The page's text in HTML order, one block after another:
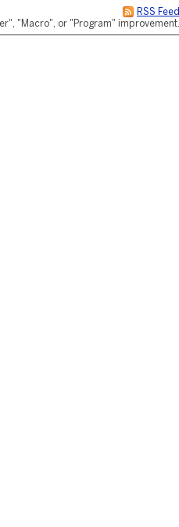
RSS Feed
"Macro", or "Program" improvement.